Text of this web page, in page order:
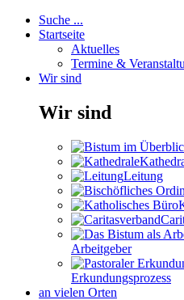
Suche ...
Startseite
Aktuelles
Termine &
Wir sind
Wir sind
Leitung
Arbeitgeber
Erkundungsprozess
an vielen Orten